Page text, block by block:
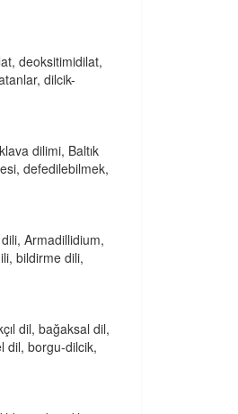
deoksitimidilat,
dilcik-
dilimi, Baltık
defedilebilmek,
Armadillidium,
bildirme dili,
dil, bağaksal dil,
dil, borgu-dilcik,